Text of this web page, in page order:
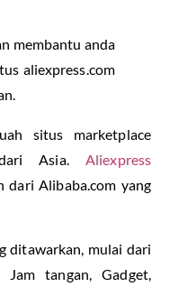
membantu anda
aliexpress.com
situs marketplace
Asia. Aliexpress
dari Alibaba.com yang
ditawarkan, mulai dari
Jam tangan, Gadget,